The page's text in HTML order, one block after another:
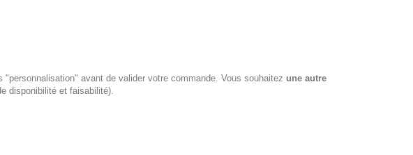
avant de valider votre commande. Vous souhaitez une autre
disponibilité et faisabilité).